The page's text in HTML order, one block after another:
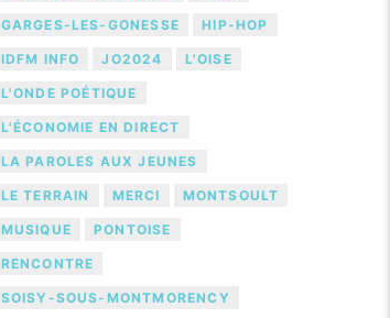
GARGES-LES-GONESSE HIP-HOP
IDFM INFO JO2024 L'OISE
L'ONDE POÉTIQUE
L'ÉCONOMIE EN DIRECT
LA PAROLES AUX JEUNES
LE TERRAIN MERCI MONTSOULT
MUSIQUE PONTOISE
RENCONTRE
SOISY-SOUS-MONTMORENCY